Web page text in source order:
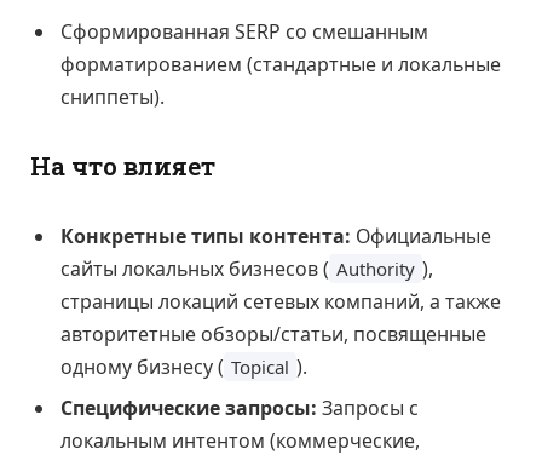
Сформированная SERP со смешанным
форматированием (стандартные и локальные
сниппеты).
На что влияет
Конкретные типы контента: Официальные
сайты локальных бизнесов ( Authority ),
страницы локаций сетевых компаний, а также
авторитетные обзоры/статьи, посвященные
одному бизнесу ( Topical ).
Специфические запросы: Запросы с
локальным интентом (коммерческие,